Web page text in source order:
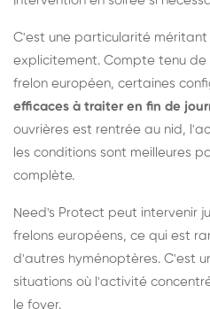
C'est une particularité
explicitement. Compte tenu
frelon européen, certaines
efficaces à traiter en fin de
ouvrières est rentrée au nid,
les conditions sont meilleures
complète.
Need's Protect peut intervenir
frelons européens, ce qui est
d'autres hyménoptères. C'est
situations où l'activité
le foyer.